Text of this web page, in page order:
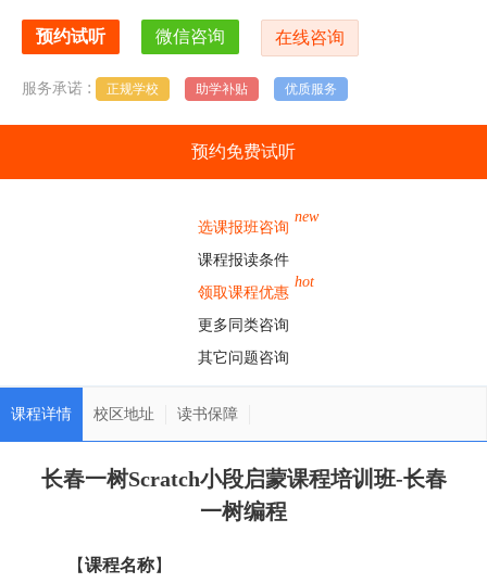
服务承诺 : 正规学校 助学补贴 优质服务
预约免费试听
选课报班咨询
new
课程报读条件
领取课程优惠
hot
更多同类咨询
其它问题咨询
课程详情 校区地址 读书保障
长春一树Scratch小段启蒙课程培训班-长春
一树编程
【课程名称】